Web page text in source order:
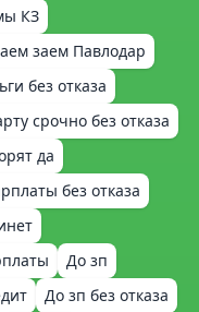
КЗ
заем Павлодар
без отказа
срочно без отказа
да
без отказа
До зп
До зп без отказа